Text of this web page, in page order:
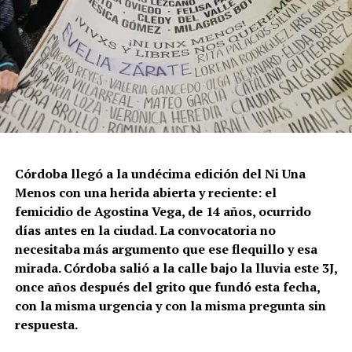
Córdoba llegó a la undécima edición del Ni Una
Menos con una herida abierta y reciente: el
femicidio de Agostina Vega, de 14 años, ocurrido
días antes en la ciudad. La convocatoria no
necesitaba más argumento que ese flequillo y esa
mirada. Córdoba salió a la calle bajo la lluvia este 3J,
once años después del grito que fundó esta fecha,
con la misma urgencia y con la misma pregunta sin
respuesta.